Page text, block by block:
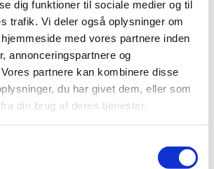
dig funktioner til sociale medier og til
trafik. Vi deler også oplysninger om
med vores partnere inden
annonceringspartnere og
partnere kan kombinere disse
du har givet dem, eller som
din brug af deres tjenester.
nu
Mera Adult Laks & Ris
12,5 kg
DKK 395,00
DKK 316,00 ekskl. moms
Køb nu
På lager